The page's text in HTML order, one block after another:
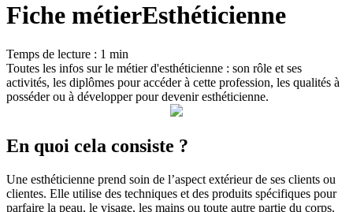
Fiche métierEsthéticienne
Temps de lecture : 1 min
Toutes les infos sur le métier d'esthéticienne : son rôle et ses
activités, les diplômes pour accéder à cette profession, les qualités à
posséder ou à développer pour devenir esthéticienne.
En quoi cela consiste ?
Une esthéticienne prend soin de l’aspect extérieur de ses clients ou
clientes. Elle utilise des techniques et des produits spécifiques pour
parfaire la peau, le visage, les mains ou toute autre partie du corps.